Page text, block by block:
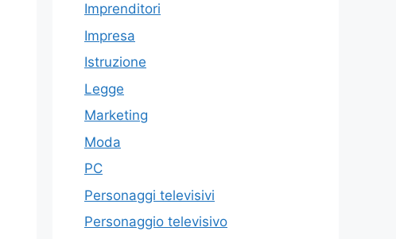
Imprenditori
Impresa
Istruzione
Legge
Marketing
Moda
PC
Personaggi televisivi
Personaggio televisivo